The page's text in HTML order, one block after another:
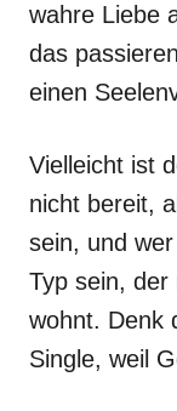
wahre Liebe
das
einen
Vielleicht ist
nicht bereit,
sein, und
Typ sein,
wohnt. Denk
Single, weil